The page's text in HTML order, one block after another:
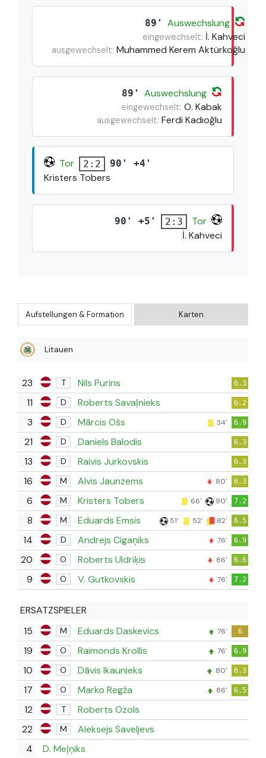
89' Auswechslung
eingewechselt: İ. Kahveci
ausgewechselt: Muhammed Kerem Aktürkoğlu
89' Auswechslung
eingewechselt: O. Kabak
ausgewechselt: Ferdi Kadıoğlu
Tor 2:2 90' +4'
Kristers Tobers
90' +5' 2:3
Tor
İ. Kahveci
Aufstellungen & Formation Karten
Litauen
23 T Nils Purins 6.3
11 D Roberts Savaļnieks 6.2
3 D Mārcis Ošs 34' 6.9
21 D Daniels Balodis 6.3
13 D Raivis Jurkovskis 6.3
16 M Alvis Jaunzems 80' 6.3
6 M Kristers Tobers 66' 90' 7.2
8 M Eduards Emsis 51' 52' 82' 6.5
14 D Andrejs Cigaņiks 76' 6.9
20 O Roberts Uldriķis 86' 6.6
9 O V. Gutkovskis 76' 7.2
ERSATZSPIELER
15
M Eduards Daskevics 76' 6
19 O Raimonds Krollis 76' 6.9
10 O Dāvis Ikaunieks 80' 6.3
17 O Marko Regža 86' 6.5
12 T
Roberts Ozols
22
M
Aleksejs Saveljevs
4
D. Meļņiks